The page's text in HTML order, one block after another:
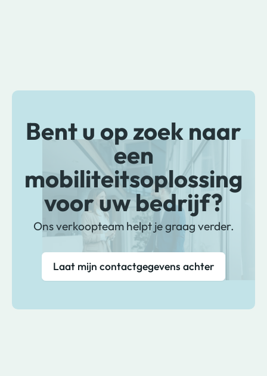
Bent u op zoek naar
een
mobiliteitsoplossing
voor uw bedrijf?
Ons verkoopteam helpt je graag verder.
Laat mijn contactgegevens achter